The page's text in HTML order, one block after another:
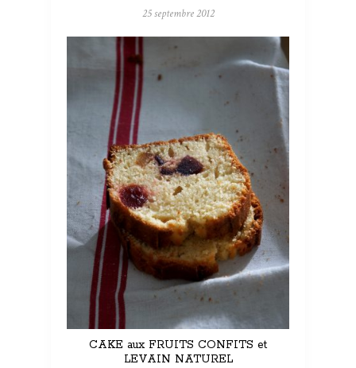
25 septembre 2012
CAKE aux FRUITS CONFITS et
LEVAIN NATUREL